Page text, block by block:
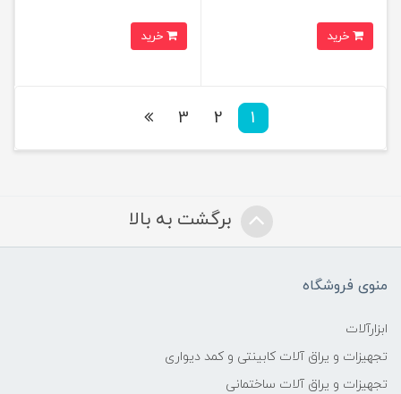
1
2
3
برگشت به بالا
منوی فروشگاه
ابزارآلات
تجهیزات و یراق آلات کابینتی و کمد دیواری
تجهیزات و یراق آلات ساختمانی